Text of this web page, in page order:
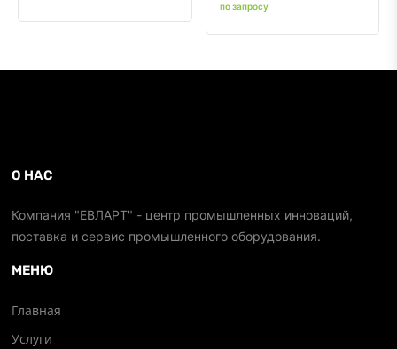
по запросу
О НАС
Компания "ЕВЛАРТ" - центр промышленных инноваций,
поставка и сервис промышленного оборудования.
МЕНЮ
Главная
Услуги